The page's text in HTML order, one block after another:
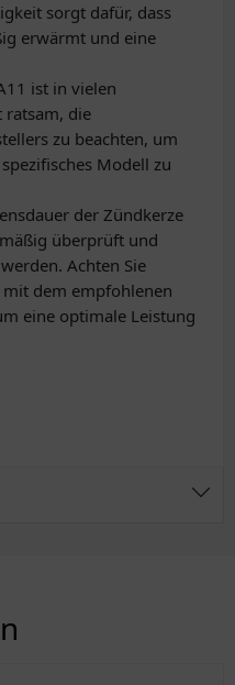
sorgt dafür, dass
erwärmt und eine
ist in vielen
ratsam, die
zu beachten, um
Modell zu
der Zündkerze
überprüft und
Achten Sie
dem empfohlenen
eine optimale Leistung